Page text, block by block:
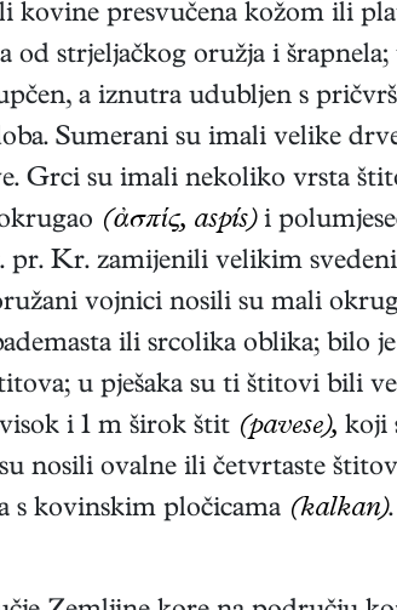
kovine presvučena kožom ili
strjeljačkog oružja i
a iznutra udubljen s
Sumerani su imali velike
Grci su imali nekoliko vrsta
(ἀσπίς, aspís)i
pr. Kr. zamijenili velikim
vojnici nosili su mali
ili srcolika oblika; bilo
u pješaka su ti štitovi bili
i 1 m širok štit (pavese), koji
nosili ovalne ili četvrtaste
s kovinskim pločicama (kalkan)